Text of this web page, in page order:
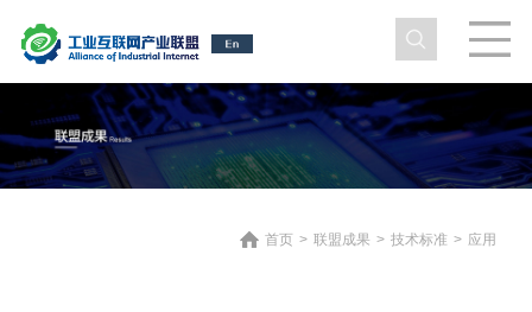
首页 > 联盟成果 > 技术标准 > 应用